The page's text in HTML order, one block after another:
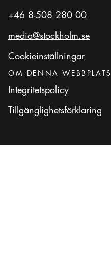
+46 8-508 280 00
media@stockholm.se
Cookieinställningar
OM DENNA WEBBPLATS
Integritetspolicy
Tillgänglighetsförklaring